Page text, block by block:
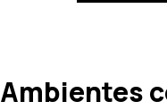
Ambientes